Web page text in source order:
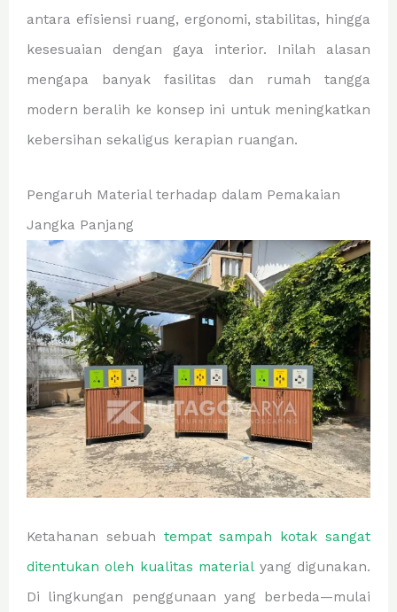
antara efisiensi ruang, ergonomi, stabilitas, hingga
kesesuaian dengan gaya interior. Inilah alasan
mengapa banyak fasilitas dan rumah tangga
modern beralih ke konsep ini untuk meningkatkan
kebersihan sekaligus kerapian ruangan.
Pengaruh Material terhadap dalam Pemakaian
Jangka Panjang
Ketahanan sebuah tempat sampah kotak sangat
ditentukan oleh kualitas materialyang digunakan.
Di lingkungan penggunaan yang berbeda—mulai